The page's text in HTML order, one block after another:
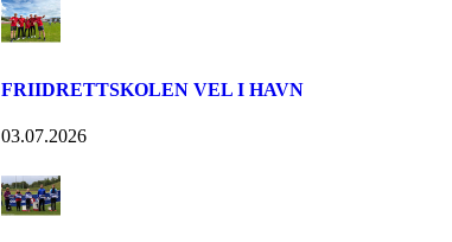
FRIIDRETTSKOLEN VEL I HAVN
03.07.2026